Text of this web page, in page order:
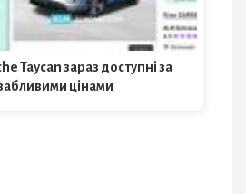
Taycan зараз доступні за
цінами